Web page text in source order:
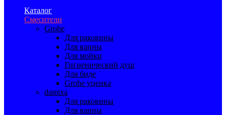
Каталог
Смесители
Grohe
Для раковины
Для ванны
Для мойки
Гигиенический душ
Для биде
Grohe уценка
damixa
Для раковины
Для ванны